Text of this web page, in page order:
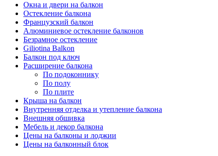
Окна и двери на балкон
Остекление балкона
Французский балкон
Алюминиевое остекление балконов
Безрамное остекление
Giliotina Balkon
Балкон под ключ
Расширение балкона
По подоконнику
По полу
По плите
Крыша на балкон
Внутренняя отделка и утепление балкона
Внешняя обшивка
Мебель и декор балкона
Цены на балконы и лоджии
Цены на балконный блок